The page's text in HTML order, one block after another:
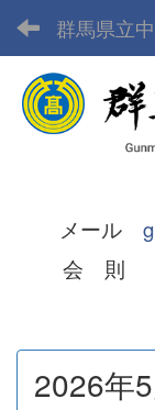
群馬県立
メール
会 則
2026年